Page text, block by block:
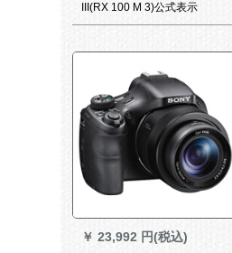
III(RX 100 M 3)公式表示
￥ 23,992 円(税込)